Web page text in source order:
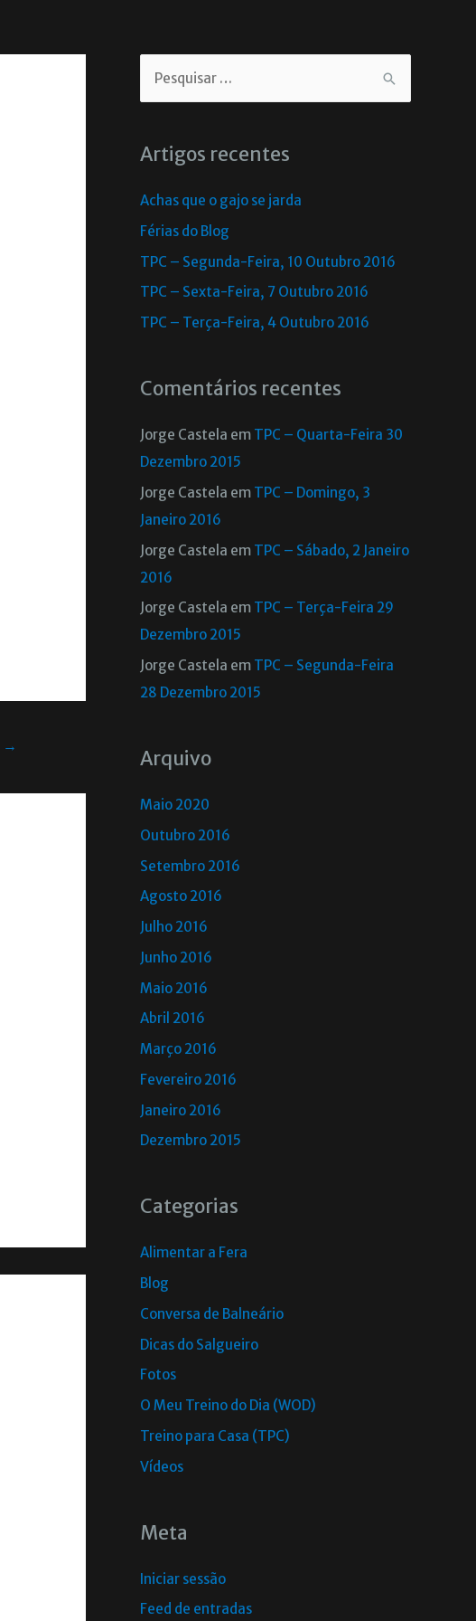
→
Artigos recentes
Achas que o gajo se jarda
Férias do Blog
TPC – Segunda-Feira, 10 Outubro 2016
TPC – Sexta-Feira, 7 Outubro 2016
TPC – Terça-Feira, 4 Outubro 2016
Comentários recentes
Jorge Castela em TPC – Quarta-Feira 30
Dezembro 2015
Jorge Castela em TPC – Domingo, 3
Janeiro 2016
Jorge Castela em TPC – Sábado, 2 Janeiro
2016
Jorge Castela em TPC – Terça-Feira 29
Dezembro 2015
Jorge Castela em TPC – Segunda-Feira
28 Dezembro 2015
Arquivo
Maio 2020
Outubro 2016
Setembro 2016
Agosto 2016
Julho 2016
Junho 2016
Maio 2016
Abril 2016
Março 2016
Fevereiro 2016
Janeiro 2016
Dezembro 2015
Categorias
Alimentar a Fera
Blog
Conversa de Balneário
Dicas do Salgueiro
Fotos
O Meu Treino do Dia (WOD)
Treino para Casa (TPC)
Vídeos
Meta
Iniciar sessão
Feed de entradas